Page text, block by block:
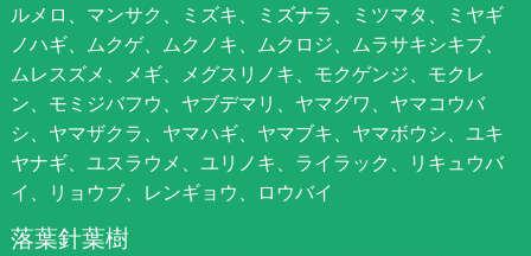
ルメロ、マンサク、ミズキ、ミズナラ、ミツマタ、ミヤギ
ノハギ、ムクゲ、ムクノキ、ムクロジ、ムラサキシキブ、
ムレスズメ、メギ、メグスリノキ、モクゲンジ、モクレ
ン、モミジバフウ、ヤブデマリ、ヤマグワ、ヤマコウバ
シ、ヤマザクラ、ヤマハギ、ヤマブキ、ヤマボウシ、ユキ
ヤナギ、ユスラウメ、ユリノキ、ライラック、リキュウバ
イ、リョウブ、レンギョウ、ロウバイ
落葉針葉樹